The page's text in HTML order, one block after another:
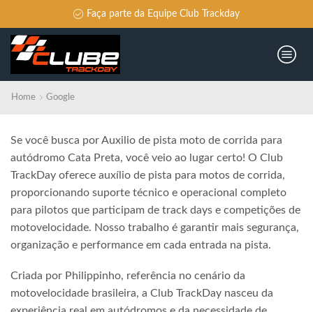
Faça parte da Equipe Club Trackday
Home Google
Se você busca por Auxilio de pista moto de corrida para
autódromo Cata Preta, você veio ao lugar certo! O Club
TrackDay oferece auxílio de pista para motos de corrida,
proporcionando suporte técnico e operacional completo
para pilotos que participam de track days e competições de
motovelocidade. Nosso trabalho é garantir mais segurança,
organização e performance em cada entrada na pista.
Criada por Philippinho, referência no cenário da
motovelocidade brasileira, a Club TrackDay nasceu da